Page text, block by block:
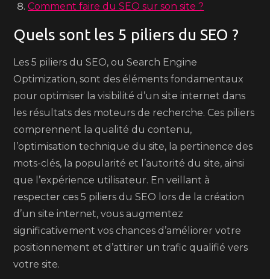
Comment faire du SEO sur son site ?
Quels sont les 5 piliers du SEO ?
Les 5 piliers du SEO, ou Search Engine
Optimization, sont des éléments fondamentaux
pour optimiser la visibilité d’un site internet dans
les résultats des moteurs de recherche. Ces piliers
comprennent la qualité du contenu,
l’optimisation technique du site, la pertinence des
mots-clés, la popularité et l’autorité du site, ainsi
que l’expérience utilisateur. En veillant à
respecter ces 5 piliers du SEO lors de la création
d’un site internet, vous augmentez
significativement vos chances d’améliorer votre
positionnement et d’attirer un trafic qualifié vers
votre site.